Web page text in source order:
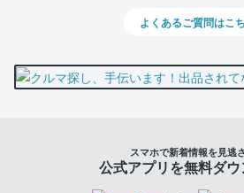
よくあるご質問はこ
スマホで新着情報を見逃
公式アプリを無料ダ